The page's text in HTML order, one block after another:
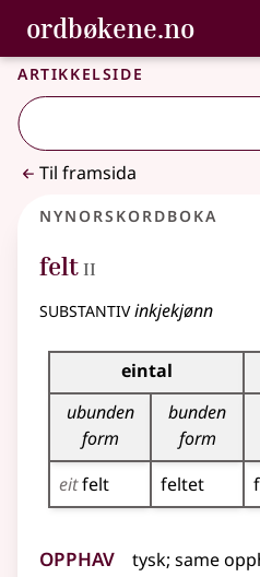
Gå til hovudinnhald
Tilgjenge
ordbøkene.no,
Bokmålsordboka og Nynorskordboka
Artikkelside
Til framsida
Nynorskordboka
felt 2
II
substantivinkjekjønn
Bøyningstabell for dette
eintal
ubunden
form
bunden
form
eitfelt feltet
Opphav tysk; same